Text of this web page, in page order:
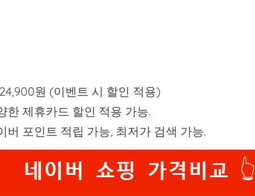
원 (이벤트 시 할인 적용)
한 제휴카드 할인 적용 가능.
버 포인트 적립 가능, 최저가 검색 가능.
네이버 쇼핑 가격비교 👆